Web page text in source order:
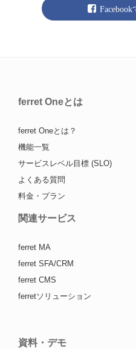
ferret Oneとは
ferret Oneとは？
機能一覧
サービスレベル目標 (SLO)
よくある質問
料金・プラン
関連サービス
ferret MA
ferret SFA/CRM
ferret CMS
ferretソリューション
資料・デモ